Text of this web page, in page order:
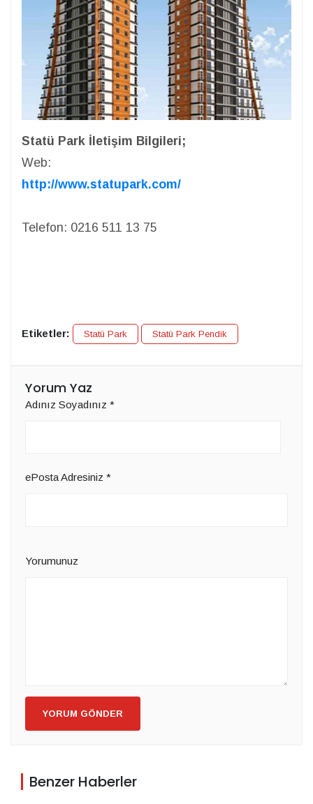
Statü Park İletişim Bilgileri;
Web:
http://www.statupark.com/
Telefon: 0216 511 13 75
Etiketler: Statü Park Statü Park Pendik
Yorum Yaz
Adınız Soyadınız *
ePosta Adresiniz *
Yorumunuz
YORUM GÖNDER
Benzer Haberler